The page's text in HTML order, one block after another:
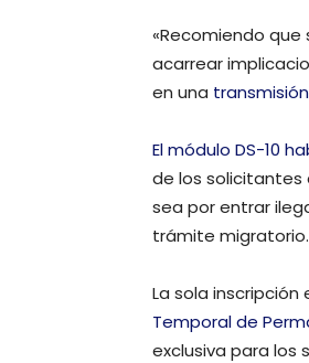
«Recomiendo que
acarrear
en una
El módulo DS-10
de los solicitantes
sea por entrar
trámite migratorio.
La sola
Temporal de
exclusiva para los